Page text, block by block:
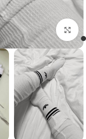
Click to enlarge